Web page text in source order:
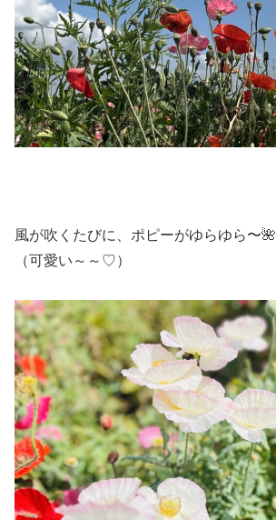
風が吹くたびに、ポピーがゆらゆら〜🌺
（可愛い～～♡）